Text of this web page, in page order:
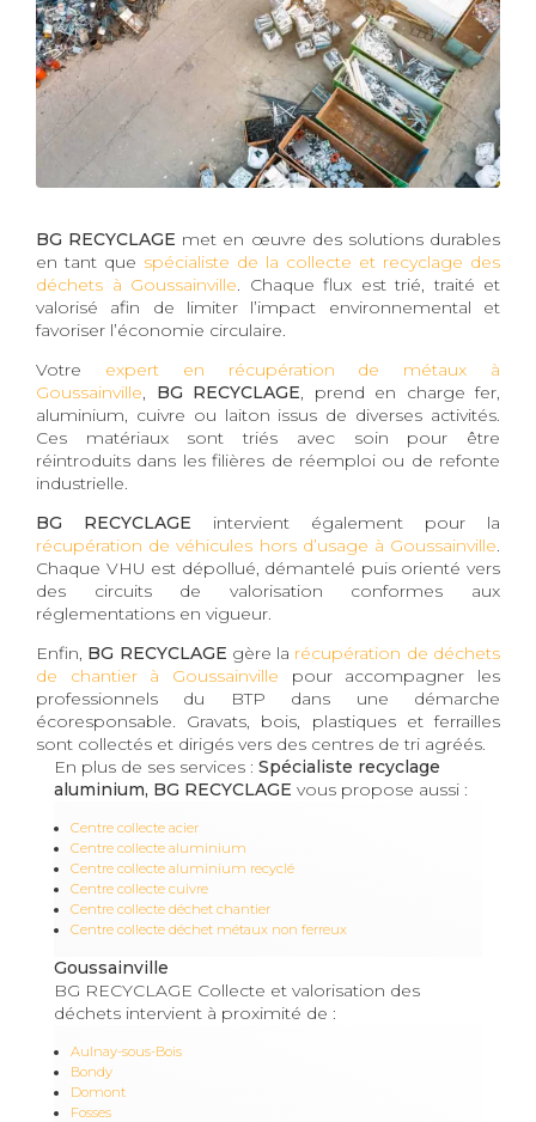
BG RECYCLAGE met en œuvre des solutions durables
en tant que spécialiste de la collecte et recyclage des
déchets à Goussainville. Chaque flux est trié, traité et
valorisé afin de limiter l’impact environnemental et
favoriser l’économie circulaire.
Votre expert en récupération de métaux à
Goussainville, BG RECYCLAGE, prend en charge fer,
aluminium, cuivre ou laiton issus de diverses activités.
Ces matériaux sont triés avec soin pour être
réintroduits dans les filières de réemploi ou de refonte
industrielle.
BG RECYCLAGE intervient également pour la
récupération de véhicules hors d’usage à Goussainville.
Chaque VHU est dépollué, démantelé puis orienté vers
des circuits de valorisation conformes aux
réglementations en vigueur.
Enfin, BG RECYCLAGE gère la récupération de déchets
de chantier à Goussainville pour accompagner les
professionnels du BTP dans une démarche
écoresponsable. Gravats, bois, plastiques et ferrailles
sont collectés et dirigés vers des centres de tri agréés.
En plus de ses services : Spécialiste recyclage
aluminium, BG RECYCLAGE vous propose aussi :
Centre collecte acier
Centre collecte aluminium
Centre collecte aluminium recyclé
Centre collecte cuivre
Centre collecte déchet chantier
Centre collecte déchet métaux non ferreux
Goussainville
BG RECYCLAGE Collecte et valorisation des
déchets intervient à proximité de :
Aulnay-sous-Bois
Bondy
Domont
Fosses